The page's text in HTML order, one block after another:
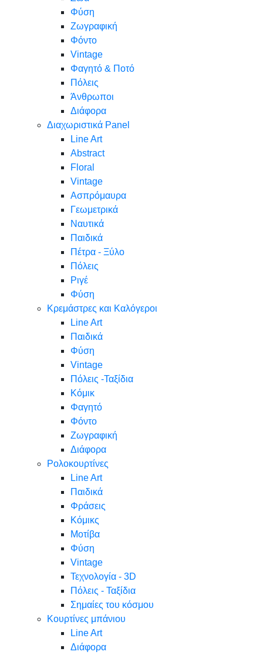
Φύση
Ζωγραφική
Φόντο
Vintage
Φαγητό & Ποτό
Πόλεις
Άνθρωποι
Διάφορα
Διαχωριστικά Panel
Line Art
Abstract
Floral
Vintage
Ασπρόμαυρα
Γεωμετρικά
Ναυτικά
Παιδικά
Πέτρα - Ξύλο
Πόλεις
Ριγέ
Φύση
Κρεμάστρες και Καλόγεροι
Line Art
Παιδικά
Φύση
Vintage
Πόλεις -Ταξίδια
Κόμικ
Φαγητό
Φόντο
Ζωγραφική
Διάφορα
Ρολοκουρτίνες
Line Art
Παιδικά
Φράσεις
Κόμικς
Μοτίβα
Φύση
Vintage
Τεχνολογία - 3D
Πόλεις - Ταξίδια
Σημαίες του κόσμου
Κουρτίνες μπάνιου
Line Art
Διάφορα